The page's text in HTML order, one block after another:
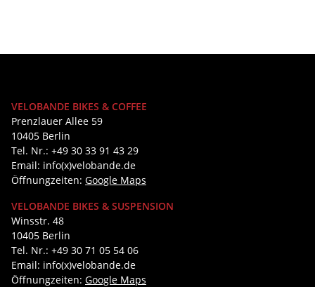
VELOBANDE BIKES & COFFEE
Prenzlauer Allee 59
10405 Berlin
Tel. Nr.: +49 30 33 91 43 29
Email: info(x)velobande.de
Öffnungzeiten: Google Maps
VELOBANDE BIKES & SUSPENSION
Winsstr. 48
10405 Berlin
Tel. Nr.: +49 30 71 05 54 06
Email: info(x)velobande.de
Öffnungzeiten: Google Maps